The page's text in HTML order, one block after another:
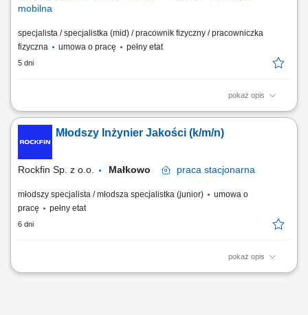
mobilna
specjalista / specjalistka (mid) / pracownik fizyczny / pracowniczka
fizyczna
umowa o pracę pełny etat
5 dni
pokaż opis
Zadania na stanowisku: Przeprowadzanie kompleksowych badań
odbiorczych i eksploatacyjnych aparatury oraz urządzeń ciśnieniowych,
które podlegają pod państwowy nadzór techniczny. Wykonywanie
oraz rzetelne sporządzanie...
Młodszy Inżynier Jakości (k/m/n)
Rockfin Sp. z o.o. Małkowo praca stacjonarna
młodszy specjalista / młodsza specjalistka (junior)
umowa o
pracę
pełny etat
6 dni
pokaż opis
Opis stanowiska: Opracowywanie i nadzór nad dokumentacją